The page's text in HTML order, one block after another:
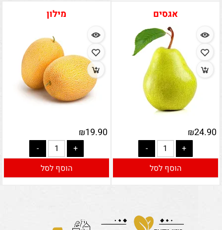
אגסים
₪24.90
הוסף לסל
מילון
₪19.90
הוסף לסל